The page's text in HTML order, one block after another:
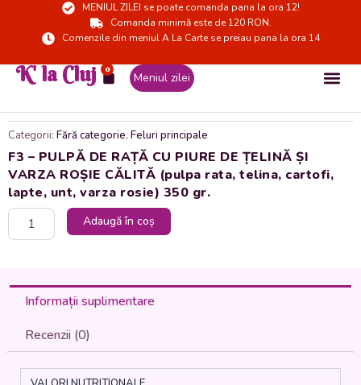
MENIUL ZILEI se poate comanda pana la ora 12!
Comanda minimă este de 120 RON.
Comenzile din meniul A La Carte se preiau pana la ora 14
K' la Cluj 0
Cart Meniul zilei
Categorii: Fără categorie, Feluri principale
F3 – PULPĂ DE RAȚĂ CU PIURE DE ȚELINĂ ȘI
VARZA ROȘIE CĂLITĂ (pulpa rata, telina, cartofi,
lapte, unt, varza rosie) 350 gr.
Cantitate
RAȚĂ
PIURE
Adaugă în coș
Informații suplimentare
Recenzii (0)